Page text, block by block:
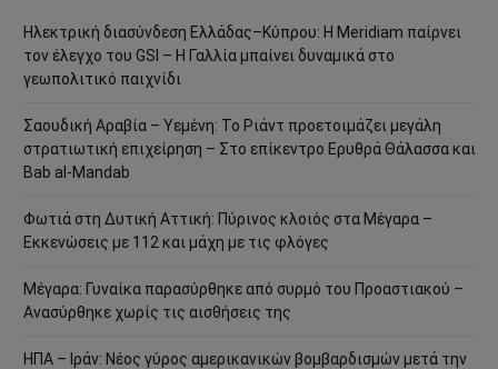
Ηλεκτρική διασύνδεση Ελλάδας–Κύπρου: Η Meridiam παίρνει
τον έλεγχο του GSI – Η Γαλλία μπαίνει δυναμικά στο
γεωπολιτικό παιχνίδι
Σαουδική Αραβία – Υεμένη: Το Ριάντ προετοιμάζει μεγάλη
στρατιωτική επιχείρηση – Στο επίκεντρο Ερυθρά Θάλασσα και
Bab al-Mandab
Φωτιά στη Δυτική Αττική: Πύρινος κλοιός στα Μέγαρα –
Εκκενώσεις με 112 και μάχη με τις φλόγες
Μέγαρα: Γυναίκα παρασύρθηκε από συρμό του Προαστιακού –
Ανασύρθηκε χωρίς τις αισθήσεις της
ΗΠΑ – Ιράν: Νέος γύρος αμερικανικών βομβαρδισμών μετά την